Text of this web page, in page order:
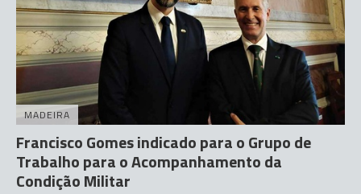
MADEIRA
Francisco Gomes indicado para o Grupo de
Trabalho para o Acompanhamento da
Condição Militar